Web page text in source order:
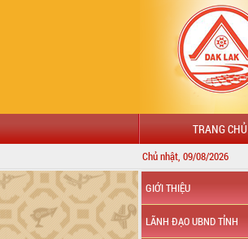
TRANG CHỦ
Chủ nhật, 09/08/2026
GIỚI THIỆU
LÃNH ĐẠO UBND TỈNH